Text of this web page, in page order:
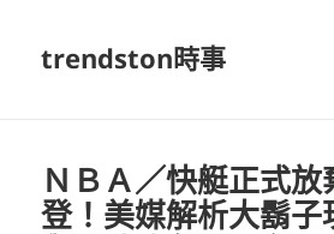
trendston時事
ＮＢＡ／快艇正式
登！美媒解析大鬍子